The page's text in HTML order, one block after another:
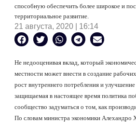
способную обеспечить более широкое и
территориальное развитие.
21 августа, 2020 | 16:14
Не недооценивая вклад, который
местности может внести в создание
рост внутреннего потребления и
защищаемая в настоящее время политика
сообщество задуматься о том, как
По словам министра экономики Алехандро